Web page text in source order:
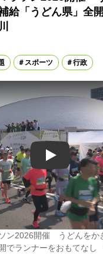
給「うどん県」全
スポーツ 行政
Play
ソン2026開催 うどんをか
でランナーをおもてなし